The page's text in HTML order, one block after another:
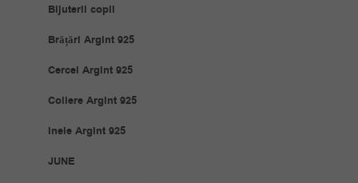
Bijuterii copii
Brățări Argint 925
Cercei Argint 925
Coliere Argint 925
Inele Argint 925
JUNE